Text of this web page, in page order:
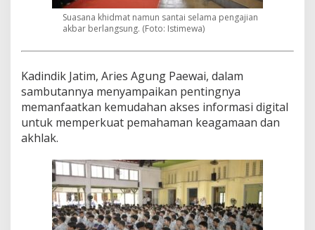
Suasana khidmat namun santai selama pengajian
akbar berlangsung. (Foto: Istimewa)
Kadindik Jatim, Aries Agung Paewai, dalam
sambutannya menyampaikan pentingnya
memanfaatkan kemudahan akses informasi digital
untuk memperkuat pemahaman keagamaan dan
akhlak.